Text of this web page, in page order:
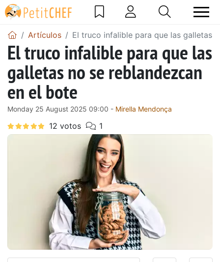
Artículos El truco infalible para que las galletas
El truco infalible para que las
galletas no se reblandezcan
en el bote
Monday 25 August 2025 09:00 - Mirella Mendonça